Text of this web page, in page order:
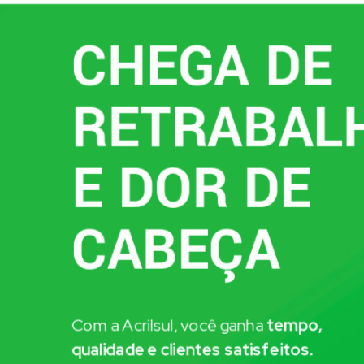
CHEGA DE
E DOR DE
CABEÇA
Com a Acrilsul, você ganhatempo,
qualidade e clientes satisfeitos.